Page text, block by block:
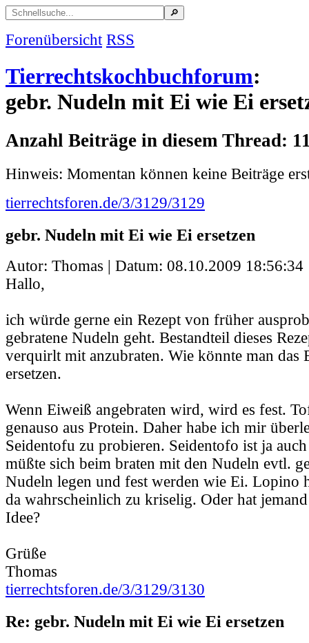
Forenübersicht RSS
Tierrechtskochbuchforum:
gebr. Nudeln mit Ei wie Ei
Anzahl Beiträge in diesem Thread:
Hinweis: Momentan können keine Beiträge
tierrechtsforen.de/3/3129/3129
gebr. Nudeln mit Ei wie Ei ersetzen
Autor: Thomas | Datum: 08.10.2009 18:56:34
Hallo,
ich würde gerne ein Rezept von früher
gebratene Nudeln geht. Bestandteil dieses
verquirlt mit anzubraten. Wie könnte man das
ersetzen.
Wenn Eiweiß angebraten wird, wird es fest.
genauso aus Protein. Daher habe ich mir
Seidentofu zu probieren. Seidentofo ist ja
müßte sich beim braten mit den Nudeln evtl.
Nudeln legen und fest werden wie Ei. Lopino
da wahrscheinlich zu kriselig. Oder hat
Idee?
Grüße
Thomas
tierrechtsforen.de/3/3129/3130
Re: gebr. Nudeln mit Ei wie Ei ersetzen